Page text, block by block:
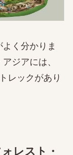
く分かりま
ジアには、
レックがあり
レスト・